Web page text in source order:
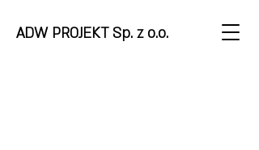
ADW PROJEKT Sp. z o.o.